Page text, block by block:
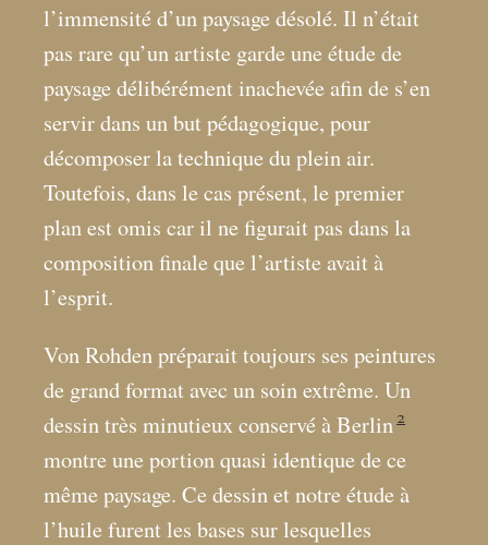
l’immensité d’un paysage désolé. Il n’était
pas rare qu’un artiste garde une étude de
paysage délibérément inachevée afin de s’en
servir dans un but pédagogique, pour
décomposer la technique du plein air.
Toutefois, dans le cas présent, le premier
plan est omis car il ne figurait pas dans la
composition finale que l’artiste avait à
l’esprit.
Von Rohden préparait toujours ses peintures
de grand format avec un soin extrême. Un
dessin très minutieux conservé à Berlin 2
montre une portion quasi identique de ce
même paysage. Ce dessin et notre étude à
l’huile furent les bases sur lesquelles